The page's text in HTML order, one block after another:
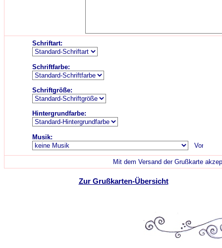
Schriftart:
Schriftfarbe:
Schriftgröße:
Hintergrundfarbe:
Musik:
Mit dem Versand der Grußkarte
Zur Grußkarten-Übersicht